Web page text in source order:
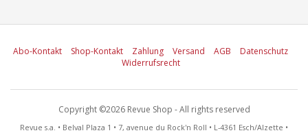
Abo-Kontakt Shop-Kontakt Zahlung Versand AGB
Datenschutz
Widerrufsrecht
Copyright ©2026 Revue Shop - All rights reserved
Revue s.a. • Belval Plaza 1 • 7, avenue du Rock'n Roll • L-4361 Esch/Alzette •